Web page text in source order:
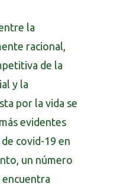
la
racional,
de la
y la
por la vida se
evidentes
covid-19 en
un número